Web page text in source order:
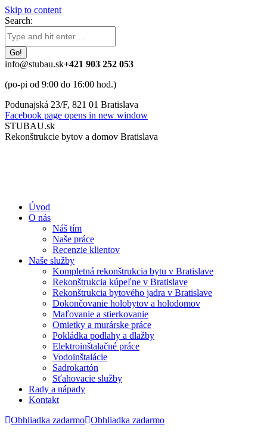
Skip to content
Search:
info@stubau.sk+421 903 252 053
(po-pi od 9:00 do 16:00 hod.)
Podunajská 23/F, 821 01 Bratislava
Facebook page opens in new window
STUBAU.sk
Rekonštrukcie bytov a domov Bratislava
Úvod
O nás
Náš tím
Naše práce
Recenzie klientov
Naše služby
Kompletná rekonštrukcia bytu v Bratislave
Rekonštrukcia kúpeľne v Bratislave
Rekonštrukcia bytového jadra v Bratislave
Dokončovanie holobytov a holodomov
Maľovanie a stierkovanie
Omietky a murárske práce
Pokládka podlahy a dlažby
Elektroinštalačné práce
Vodoinštalácie
Sadrokartón
Sťahovacie služby
Rady a nápady
Kontakt
Obhliadka zadarmo Obhliadka zadarmo